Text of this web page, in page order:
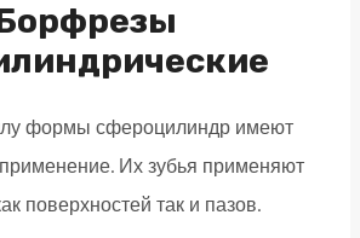
формы сфероцилиндр имеют
Их зубья применяют
поверхностей так и пазов.